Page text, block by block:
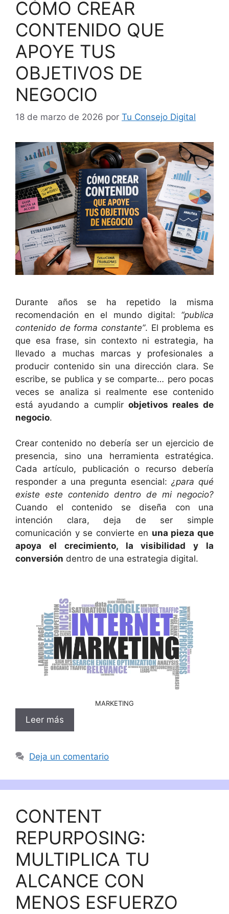
CÓMO CREAR
CONTENIDO QUE
APOYE TUS
OBJETIVOS DE
NEGOCIO
18 de marzo de 2026 por Tu Consejo Digital
Durante años se ha repetido la misma
recomendación en el mundo digital: “publica
contenido de forma constante”. El problema es
que esa frase, sin contexto ni estrategia, ha
llevado a muchas marcas y profesionales a
producir contenido sin una dirección clara. Se
escribe, se publica y se comparte… pero pocas
veces se analiza si realmente ese contenido
está ayudando a cumplir objetivos reales de
negocio.
Crear contenido no debería ser un ejercicio de
presencia, sino una herramienta estratégica.
Cada artículo, publicación o recurso debería
responder a una pregunta esencial: ¿para qué
existe este contenido dentro de mi negocio?
Cuando el contenido se diseña con una
intención clara, deja de ser simple
comunicación y se convierte en una pieza que
apoya el crecimiento, la visibilidad y la
conversión dentro de una estrategia digital.
MARKETING
Leer más
Deja un comentario
CONTENT
REPURPOSING:
MULTIPLICA TU
ALCANCE CON
MENOS ESFUERZO